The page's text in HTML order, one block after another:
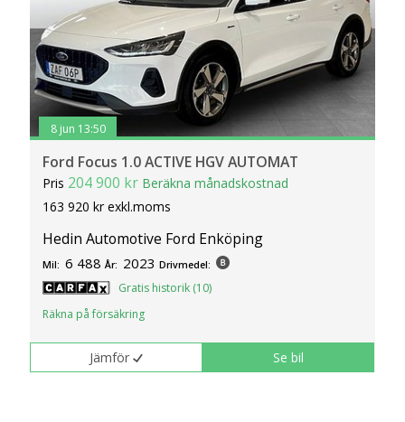
8 jun 13:50
Ford Focus 1.0 ACTIVE HGV AUTOMAT
Pris 204 900 kr Beräkna månadskostnad
163 920 kr exkl.moms
Hedin Automotive Ford Enköping
Mil: 6 488 År: 2023 Drivmedel:
Gratis historik (10)
Räkna på försäkring
Jämför Se bil